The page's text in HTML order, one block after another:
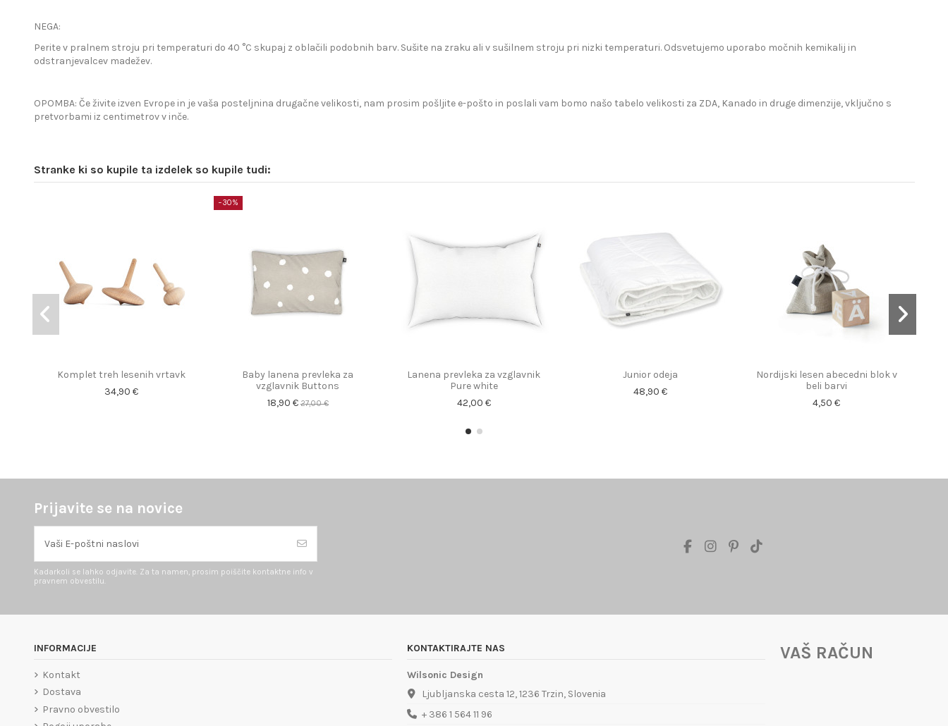
NEGA:
Perite v pralnem stroju pri temperaturi do 40 °C skupaj z oblačili podobnih barv. Sušite na zraku ali v sušilnem stroju pri nizki temperaturi. Odsvetujemo uporabo močnih kemikalij in
odstranjevalcev madežev.
OPOMBA: Če živite izven Evrope in je vaša posteljnina drugačne velikosti, nam prosim pošljite e-pošto in poslali vam bomo našo tabelo velikosti za ZDA, Kanado in druge dimenzije, vključno s
pretvorbami iz centimetrov v inče.
Stranke ki so kupile ta izdelek so kupile tudi:
Komplet treh lesenih vrtavk
34,90 €
−30%
Baby lanena prevleka za
vzglavnik Buttons
18,90 €27,00 €
Lanena prevleka za vzglavnik
Pure white
42,00 €
Junior odeja
48,90 €
Nordijski lesen abecedni blok v
beli barvi
4,50 €
Prijavite se na novice
Kadarkoli se lahko odjavite. Za ta namen, prosim poiščite kontaktne info v
pravnem obvestilu.
INFORMACIJE
Kontakt
Dostava
Pravno obvestilo
KONTAKTIRAJTE NAS
Wilsonic Design
Ljubljanska cesta 12, 1236 Trzin, Slovenia
+ 386 1 564 11 96
VAŠ RAČUN